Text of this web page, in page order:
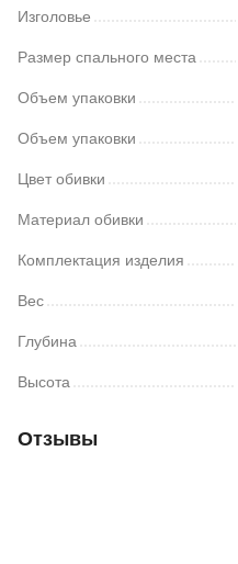
Изголовье
Размер спального места
Объем упаковки
Объем упаковки
Цвет обивки
Материал обивки
Комплектация изделия
Вес
Глубина
Высота
Отзывы